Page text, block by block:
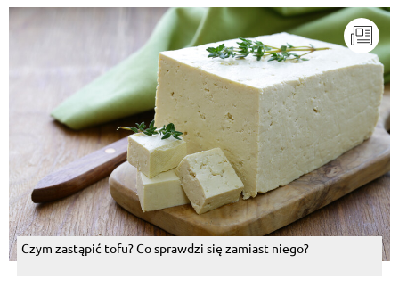
Czym zastąpić tofu? Co sprawdzi się zamiast niego?